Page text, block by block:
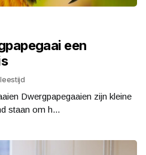
een
Dwergpapegaaien zijn kleine
staan om h...